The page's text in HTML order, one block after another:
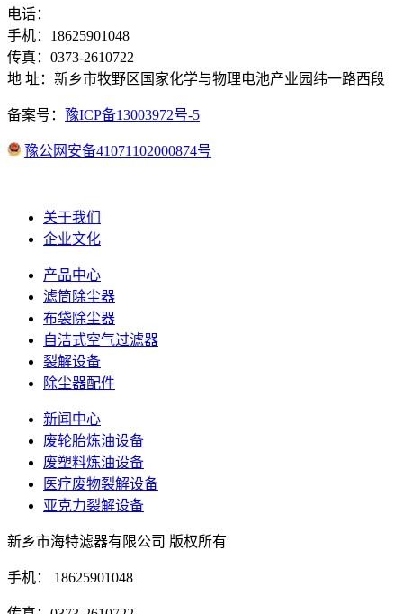
电话：
手机：18625901048
传真：0373-2610722
地 址：新乡市牧野区国家化学与物理电池产业园纬一路西段
备案号： 豫ICP备13003972号-5
豫公网安备41071102000874号
关于我们
企业文化
产品中心
滤筒除尘器
布袋除尘器
自洁式空气过滤器
裂解设备
除尘器配件
新闻中心
废轮胎炼油设备
废塑料炼油设备
医疗废物裂解设备
亚克力裂解设备
新乡市海特滤器有限公司 版权所有
手机： 18625901048